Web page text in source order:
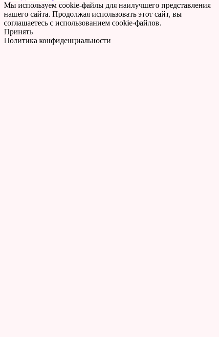
Мы используем cookie-файлы для наилучшего представления
нашего сайта. Продолжая использовать этот сайт, вы
соглашаетесь с использованием cookie-файлов.
Принять
Политика конфиденциальности